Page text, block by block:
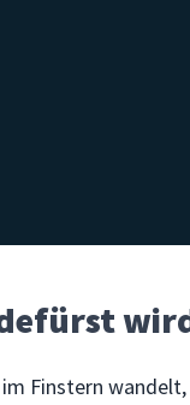
im Finstern